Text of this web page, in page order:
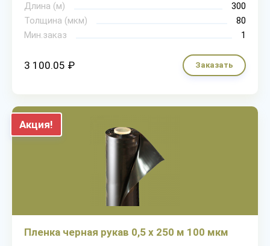
Длина (м)
300
Толщина (мкм)
80
Мин.заказ
1
3 100.05 ₽ Заказать
Акция!
Пленка черная рукав 0,5 х 250 м 100 мкм